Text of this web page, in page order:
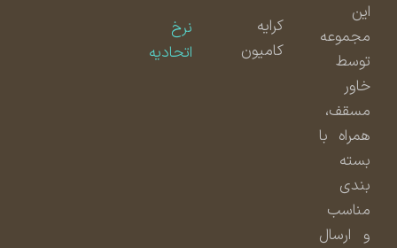
مجموعه
توسط
مسقف،
همراه با
بسته
بندی
مناسب
و ارسال
کامیون
اتحادیه